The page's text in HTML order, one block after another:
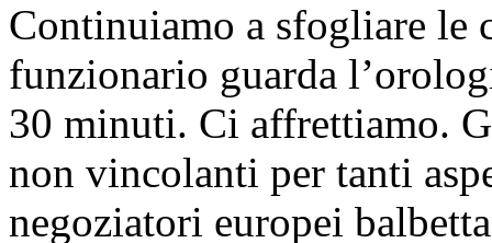
Continuiamo a sfogliare le
funzionario guarda
30 minuti. Ci affrettiamo.
non vincolanti per tanti
negoziatori europei